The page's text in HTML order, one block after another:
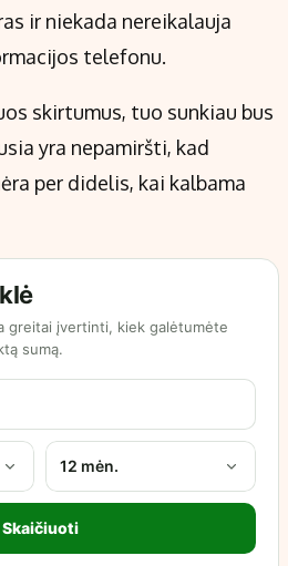
ir niekada nereikalauja
telefonu.
skirtumus, tuo sunkiau bus
yra nepamiršti, kad
per didelis, kai kalbama